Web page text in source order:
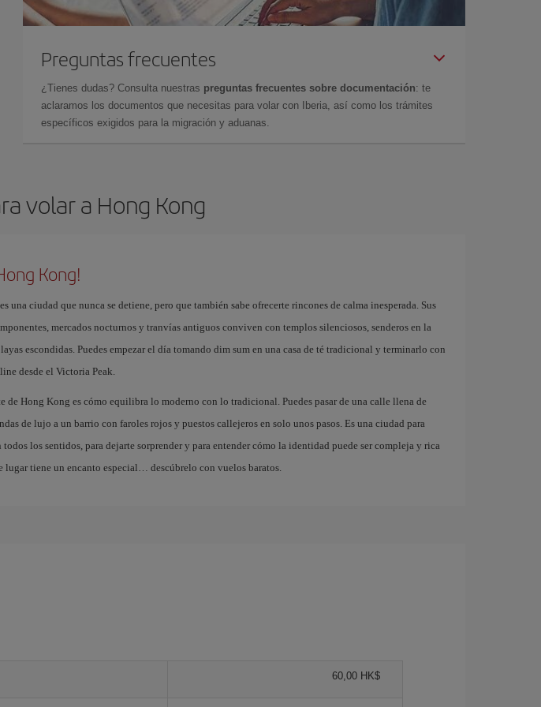
Preguntas frecuentes
¿Tienes dudas? Consulta nuestras preguntas frecuentes sobre documentación: te
aclaramos los documentos que necesitas para volar con Iberia, así como los trámites
específicos exigidos para la migración y aduanas.
volar a Hong Kong
Kong!
una ciudad que nunca se detiene, pero que también sabe ofrecerte rincones de calma inesperada. Sus
mercados nocturnos y tranvías antiguos conviven con templos silenciosos, senderos en la
escondidas. Puedes empezar el día tomando dim sum en una casa de té tradicional y terminarlo con
desde el Victoria Peak.
de Hong Kong es cómo equilibra lo moderno con lo tradicional. Puedes pasar de una calle llena de
de lujo a un barrio con faroles rojos y puestos callejeros en solo unos pasos. Es una ciudad para
los sentidos, para dejarte sorprender y para entender cómo la identidad puede ser compleja y rica
lugar tiene un encanto especial… descúbrelo con vuelos baratos.
60,00 HK$